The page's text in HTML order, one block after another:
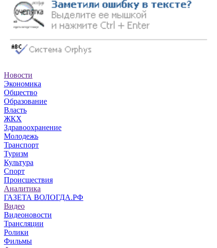
Новости
Экономика
Общество
Образование
Власть
ЖКХ
Здравоохранение
Молодежь
Транспорт
Туризм
Культура
Спорт
Происшествия
Аналитика
ГАЗЕТА ВОЛОГДА.РФ
Видео
Видеоновости
Трансляции
Ролики
Фильмы